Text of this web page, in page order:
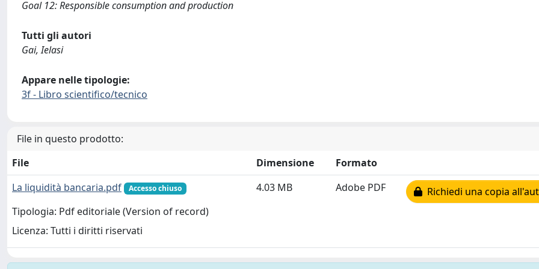
Goal 12: Responsible consumption and production
Tutti gli autori
Gai, Ielasi
Appare nelle tipologie:
3f - Libro scientifico/tecnico
File in questo prodotto:
File
Dimensione
Formato
La liquidità bancaria.pdf
Accesso chiuso
Tipologia: Pdf editoriale (Version of record)
Licenza: Tutti i diritti riservati
4.03 MB Adobe PDF Richiedi una copia